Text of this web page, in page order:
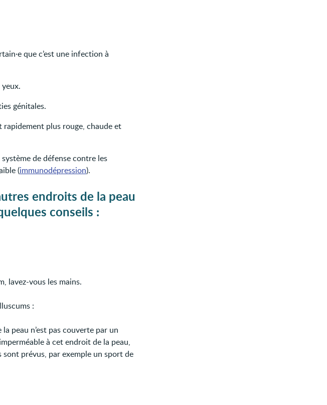
que c’est une infection à
génitales.
rapidement plus rouge, chaude et
de défense contre les
(immunodépression).
endroits de la peau
conseils :
lavez-vous les mains.
:
peau n’est pas couverte par un
à cet endroit de la peau,
prévus, par exemple un sport de